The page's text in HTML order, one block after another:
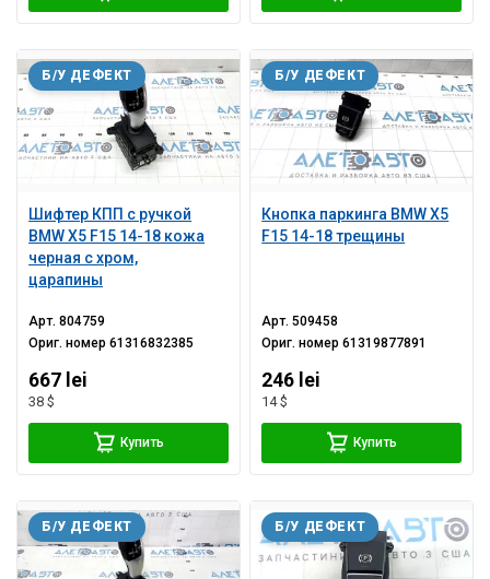
Шифтер КПП с ручкой
BMW X5 F15 14-18 кожа
черная с хром,
царапины
Б/У ДЕФЕКТ
Арт.804759
Ориг. номер61316832385
667 lei
38 $
Купить
Кнопка паркинга BMW X5
F15 14-18 трещины
Б/У ДЕФЕКТ
Арт.509458
Ориг. номер61319877891
246 lei
14 $
Купить
Б/У ДЕФЕКТ Б/У ДЕФЕКТ